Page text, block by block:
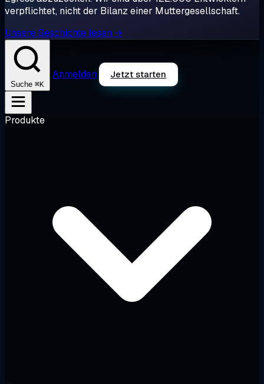
verpflichtet, nicht der Bilanz einer Muttergesellschaft.
Unsere Geschichte lesen →
Suche ⌘K
Anmelden Jetzt starten
Produkte